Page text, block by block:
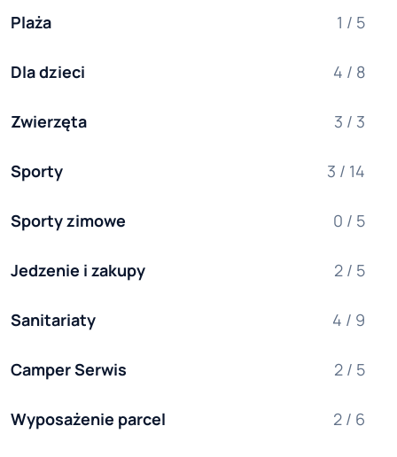
Plaża 1 / 5
Dla dzieci 4 / 8
Zwierzęta 3 / 3
Sporty 3 / 14
Sporty zimowe 0 / 5
Jedzenie i zakupy 2 / 5
Sanitariaty 4 / 9
Camper Serwis 2 / 5
Wyposażenie parcel 2 / 6